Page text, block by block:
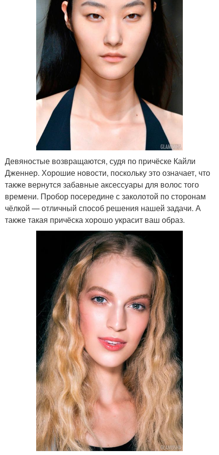
Девяностые возвращаются, судя по причёске Кайли
Дженнер. Хорошие новости, поскольку это означает, что
также вернутся забавные аксессуары для волос того
времени. Пробор посередине с заколотой по сторонам
чёлкой — отличный способ решения нашей задачи. А
также такая причёска хорошо украсит ваш образ.